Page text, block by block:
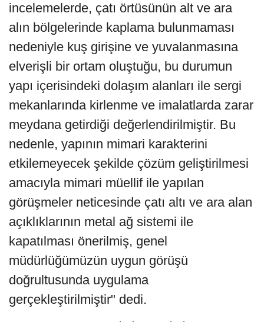
incelemelerde, çatı örtüsünün alt ve ara
alın bölgelerinde kaplama bulunmaması
nedeniyle kuş girişine ve yuvalanmasına
elverişli bir ortam oluştuğu, bu durumun
yapı içerisindeki dolaşım alanları ile sergi
mekanlarında kirlenme ve imalatlarda zarar
meydana getirdiği değerlendirilmiştir. Bu
nedenle, yapının mimari karakterini
etkilemeyecek şekilde çözüm geliştirilmesi
amacıyla mimari müellif ile yapılan
görüşmeler neticesinde çatı altı ve ara alan
açıklıklarının metal ağ sistemi ile
kapatılması önerilmiş, genel
müdürlüğümüzün uygun görüşü
doğrultusunda uygulama
gerçekleştirilmiştir" dedi.